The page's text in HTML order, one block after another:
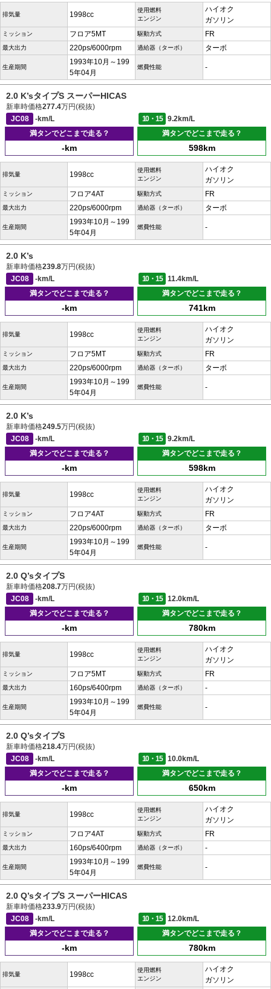
排気量 1998cc
使用燃料
エンジン
ハイオク
ガソリン
ミッション フロア5MT 駆動方式 FR
最大出力 220ps/6000rpm 過給器（ターボ） ターボ
生産期間
1993年10月～199
5年04月
燃費性能 -
2.0 K’sタイプS スーパーHICAS
新車時価格277.4万円(税抜)
JC08
-km/L 10・15
9.2km/L
満タンでどこまで走る？
-km
満タンでどこまで走る？
598km
排気量 1998cc
使用燃料
エンジン
ハイオク
ガソリン
ミッション フロア4AT 駆動方式 FR
最大出力 220ps/6000rpm 過給器（ターボ） ターボ
生産期間
1993年10月～199
5年04月
燃費性能 -
2.0 K’s
新車時価格239.8万円(税抜)
JC08
-km/L 10・15
11.4km/L
満タンでどこまで走る？
-km
満タンでどこまで走る？
741km
排気量 1998cc
使用燃料
エンジン
ハイオク
ガソリン
ミッション フロア5MT 駆動方式 FR
最大出力 220ps/6000rpm 過給器（ターボ） ターボ
生産期間
1993年10月～199
5年04月
燃費性能 -
2.0 K’s
新車時価格249.5万円(税抜)
JC08
-km/L 10・15
9.2km/L
満タンでどこまで走る？
-km
満タンでどこまで走る？
598km
排気量 1998cc
使用燃料
エンジン
ハイオク
ガソリン
ミッション フロア4AT 駆動方式 FR
最大出力 220ps/6000rpm 過給器（ターボ） ターボ
生産期間
1993年10月～199
5年04月
燃費性能 -
2.0 Q’sタイプS
新車時価格208.7万円(税抜)
JC08
-km/L 10・15
12.0km/L
満タンでどこまで走る？
-km
満タンでどこまで走る？
780km
排気量 1998cc
使用燃料
エンジン
ハイオク
ガソリン
ミッション フロア5MT 駆動方式 FR
最大出力 160ps/6400rpm 過給器（ターボ） -
生産期間
1993年10月～199
5年04月
燃費性能 -
2.0 Q’sタイプS
新車時価格218.4万円(税抜)
JC08
-km/L 10・15
10.0km/L
満タンでどこまで走る？
-km
満タンでどこまで走る？
650km
排気量 1998cc
使用燃料
エンジン
ハイオク
ガソリン
ミッション フロア4AT 駆動方式 FR
最大出力 160ps/6400rpm 過給器（ターボ） -
生産期間
1993年10月～199
5年04月
燃費性能 -
2.0 Q’sタイプS スーパーHICAS
新車時価格233.9万円(税抜)
JC08
-km/L 10・15
12.0km/L
満タンでどこまで走る？
-km
満タンでどこまで走る？
780km
排気量 1998cc
使用燃料
エンジン
ハイオク
ガソリン